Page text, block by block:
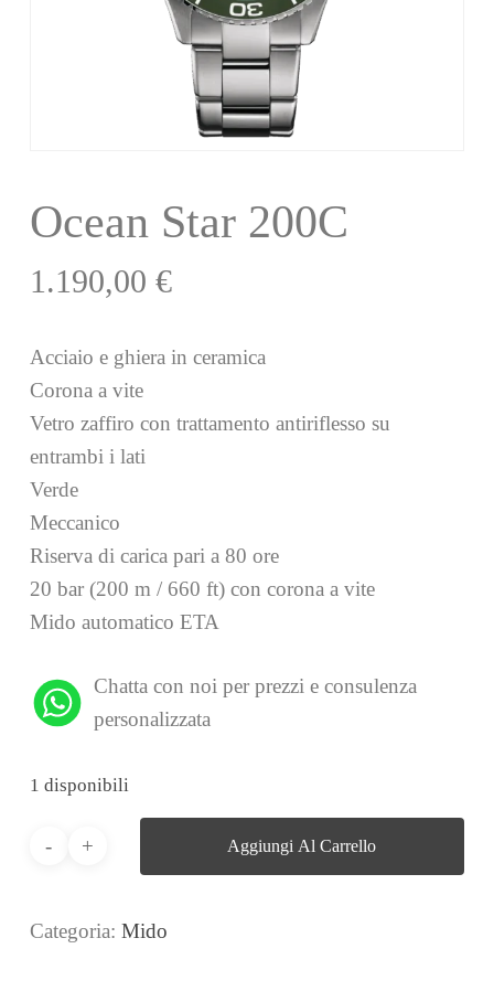
Ocean Star 200C
1.190,00 €
Acciaio e ghiera in ceramica
Corona a vite
Vetro zaffiro con trattamento antiriflesso su
entrambi i lati
Verde
Meccanico
Riserva di carica pari a 80 ore
20 bar (200 m / 660 ft) con corona a vite
Mido automatico ETA
Chatta con noi per prezzi e consulenza
personalizzata
1 disponibili
Aggiungi Al Carrello
Categoria: Mido